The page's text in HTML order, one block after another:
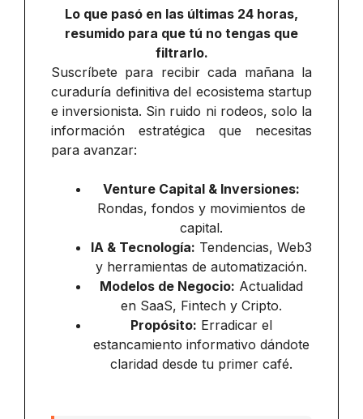
Lo que pasó en las últimas 24 horas,
resumido para que tú no tengas que
filtrarlo.
Suscríbete para recibir cada mañana la
curaduría definitiva del ecosistema startup
e inversionista. Sin ruido ni rodeos, solo la
información estratégica que necesitas
para avanzar:
Venture Capital & Inversiones:
Rondas, fondos y movimientos de
capital.
IA & Tecnología: Tendencias, Web3
y herramientas de automatización.
Modelos de Negocio: Actualidad
en SaaS, Fintech y Cripto.
Propósito: Erradicar el
estancamiento informativo dándote
claridad desde tu primer café.